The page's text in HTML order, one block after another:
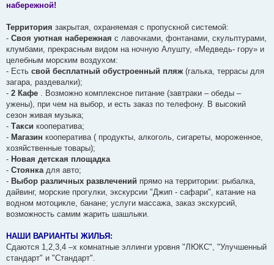
набережной!
Территория закрытая, охраняемая с пропускной системой:
- Своя уютная набережная с лавочками, фонтанами, скульптурами,
клумбами, прекрасным видом на ночную Алушту, «Медведь- гору» и
целебным морским воздухом:
- Есть свой бесплатный обустроенный пляж (галька, террасы для
загара, раздевалки);
- 2 Кафе . Возможно комплексное питание (завтраки – обеды –
ужены), при чем на выбор, и есть заказ по телефону. В высокий
сезон живая музыка;
- Такси кооператива;
- Магазин кооператива ( продукты, алкоголь, сигареты, мороженное,
хозяйственные товары);
- Новая детская площадка
- Стоянкадля авто;
- Выбор различных развлечений прямо на территории: рыбалка,
дайвинг, морские прогулки, экскурсии "Джип - сафари", катание на
водном мотоцикле, банане; услуги массажа, заказ экскурсий,
возможность самим жарить шашлыки.
НАШИ ВАРИАНТЫ ЖИЛЬЯ:
Сдаются 1,2,3,4 –х комнатные эллинги уровня "ЛЮКС", "Улучшенный
стандарт" и "Стандарт".